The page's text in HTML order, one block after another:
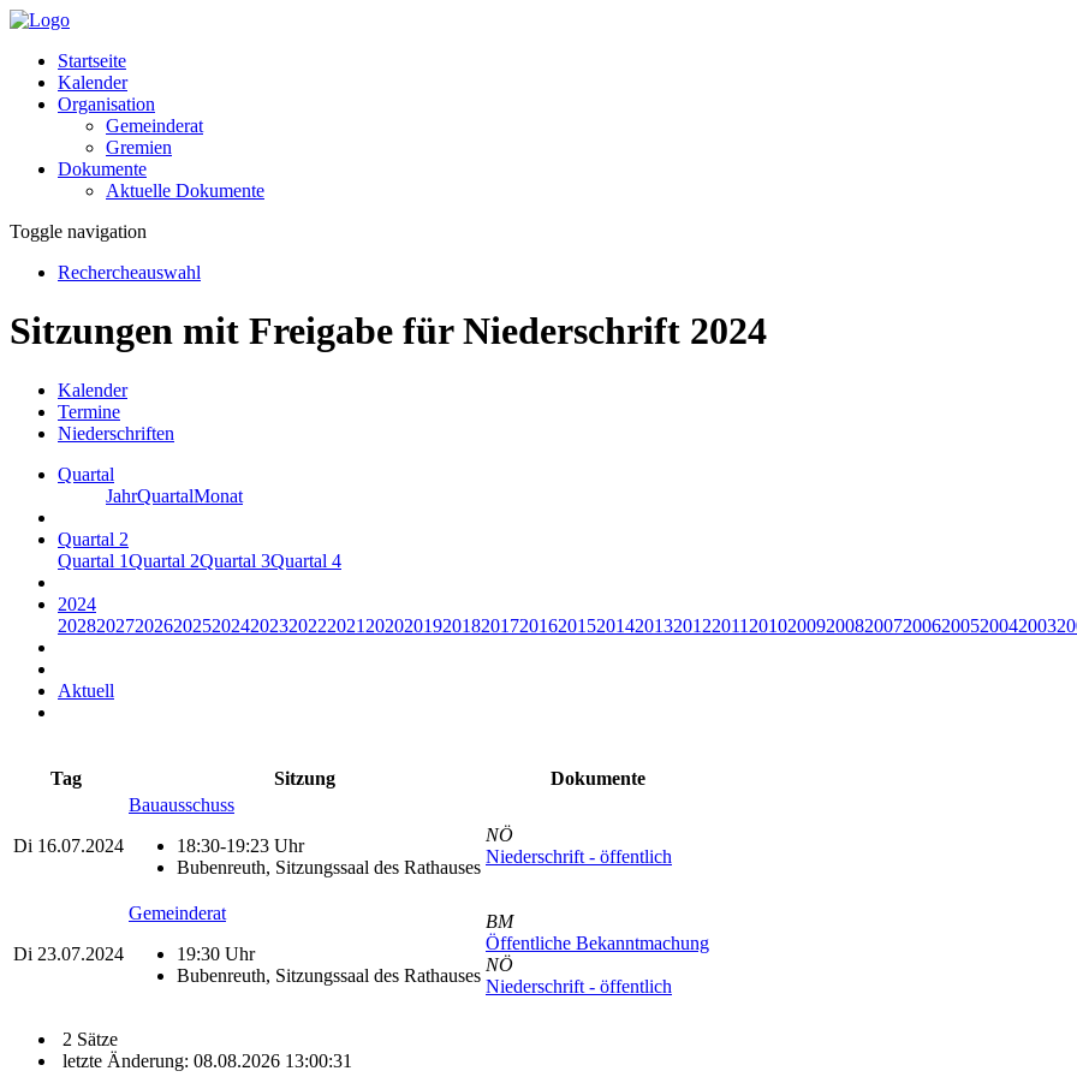
Startseite
Kalender
Organisation
Gemeinderat
Gremien
Dokumente
Aktuelle Dokumente
Toggle navigation
Rechercheauswahl
Sitzungen mit Freigabe für Niederschrift 2024
Kalender
Termine
Niederschriften
Quartal
JahrQuartalMonat
Quartal 2
Quartal 1Quartal 2Quartal 3Quartal 4
2024
20282027202620252024202320222021 2020201920182017201620152014201320122011 20102009200820072006200520042003
Aktuell
Tag Sitzung Dokumente
Di 16.07.2024
Bauausschuss
18:30-19:23 Uhr
Bubenreuth, Sitzungssaal des Rathauses
NÖ
Niederschrift - öffentlich
Di 23.07.2024
Gemeinderat
19:30 Uhr
Bubenreuth, Sitzungssaal des Rathauses
BM
Öffentliche Bekanntmachung
NÖ
Niederschrift - öffentlich
2 Sätze
letzte Änderung: 08.08.2026 13:00:31